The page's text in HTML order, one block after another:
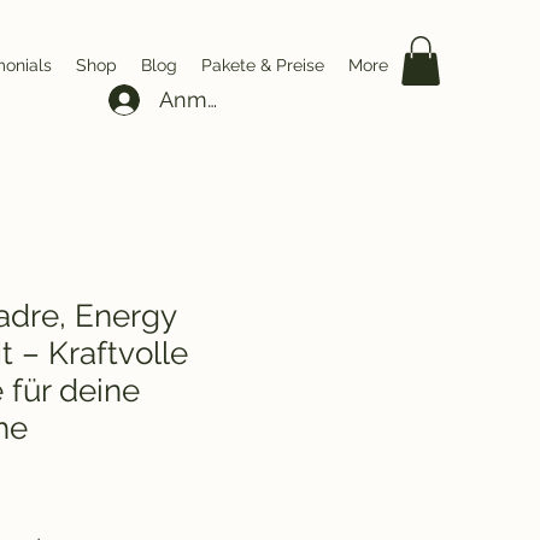
Shop Blog Pakete & Preise More
Anmelden
Energy
– Kraftvolle
für deine